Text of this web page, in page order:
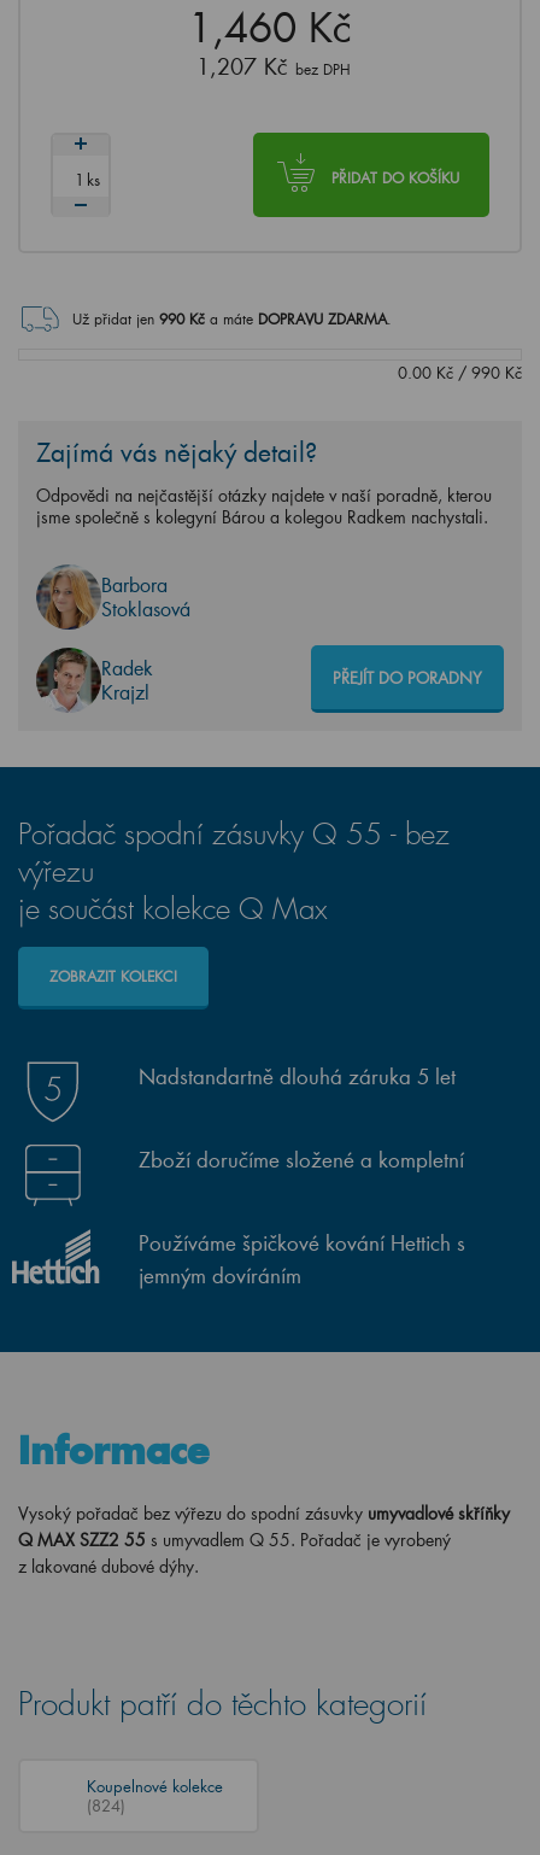
1,460 Kč
1,207 Kč bez DPH
PŘIDAT DO KOŠÍKU
ks
Už přidat jen 990Kč a máte DOPRAVU ZDARMA.
0.00 Kč / 990 Kč
Zajímá vás nějaký detail?
Odpovědi na nejčastější otázky najdete v naší poradně, kterou
jsme společně s kolegyní Bárou a kolegou Radkem nachystali.
Barbora
Stoklasová
Radek
Krajzl
PŘEJÍT DO PORADNY
Pořadač spodní zásuvky Q 55 - bez
výřezu
je součást kolekce Q Max
ZOBRAZIT KOLEKCI
Nadstandartně dlouhá záruka 5 let
Zboží doručíme složené a kompletní
Používáme špičkové kování Hettich s
jemným dovíráním
Informace
Vysoký pořadač bez výřezu do spodní zásuvky umyvadlové skříňky
Q MAX SZZ2 55 s umyvadlem Q 55. Pořadač je vyrobený
z lakované dubové dýhy.
Produkt patří do těchto kategorií
Koupelnové kolekce
(824)